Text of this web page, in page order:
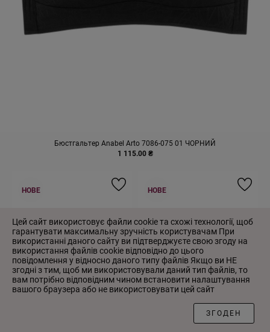
Бюстгальтер Anabel Arto 7086-075 01 ЧОРНИЙ
1 115.00 ₴
НОВЕ НОВЕ
ФІЛЬТР
Цей сайт використовує файли cookie та схожі технології, щоб
гарантувати максимальну зручність користувачам При
використанні даного сайту ви підтверджуєте свою згоду на
використання файлів cookie відповідно до цього
повідомлення у відносно даного типу файлів Якщо ви НЕ
згодні з тим, щоб ми використовували даний тип файлів, то
вам потрібно відповідним чином встановити налаштування
вашого браузера або не використовувати цей сайт
ЗГОДЕН